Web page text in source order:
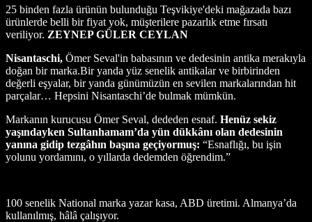
25 binden fazla ürünün bulunduğu Teşvikiye'deki mağazada bazı
ürünlerde belli bir fiyat yok, müşterilere pazarlık etme fırsatı
veriliyor. ZEYNEP GÜLER CEYLAN
Nisantaschi, Ömer Seval'in babasının ve dedesinin antika merakıyla
doğan bir marka.Bir yanda yüz senelik antikalar ve birbirinden
değerli eşyalar, bir yanda günümüzün en sevilen markalarından hit
parçalar… Hepsini Nisantaschi’de bulmak mümkün.
Markanın kurucusu Ömer Seval, dededen esnaf. Henüz sekiz
yaşındayken Sultanhamam’da yün dükkânı olan dedesinin
yanına gidip tezgâhın başına geçiyormuş: “Esnaflığı, bu işin
yolunu yordamını, o yıllarda dedemden öğrendim.”
100 senelik National marka yazar kasa, ABD üretimi. Almanya’da
kullanılmış, hâlâ çalışıyor.